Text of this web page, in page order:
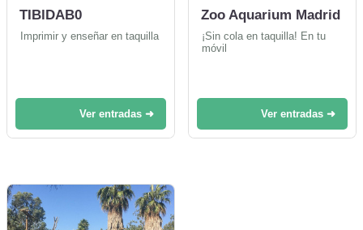
TIBlDAB0
Imprimir y enseñar en taquilla
Ver entradas ➜
Zoo Aquarium Madrid
¡Sin cola en taquilla! En tu
móvil
Ver entradas ➜